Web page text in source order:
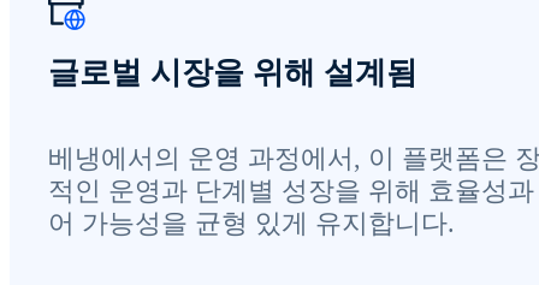
글로벌 시장을 위해 설계됨
베냉에서의 운영 과정에서, 이 플랫폼은
적인 운영과 단계별 성장을 위해 효율성
어 가능성을 균형 있게 유지합니다.